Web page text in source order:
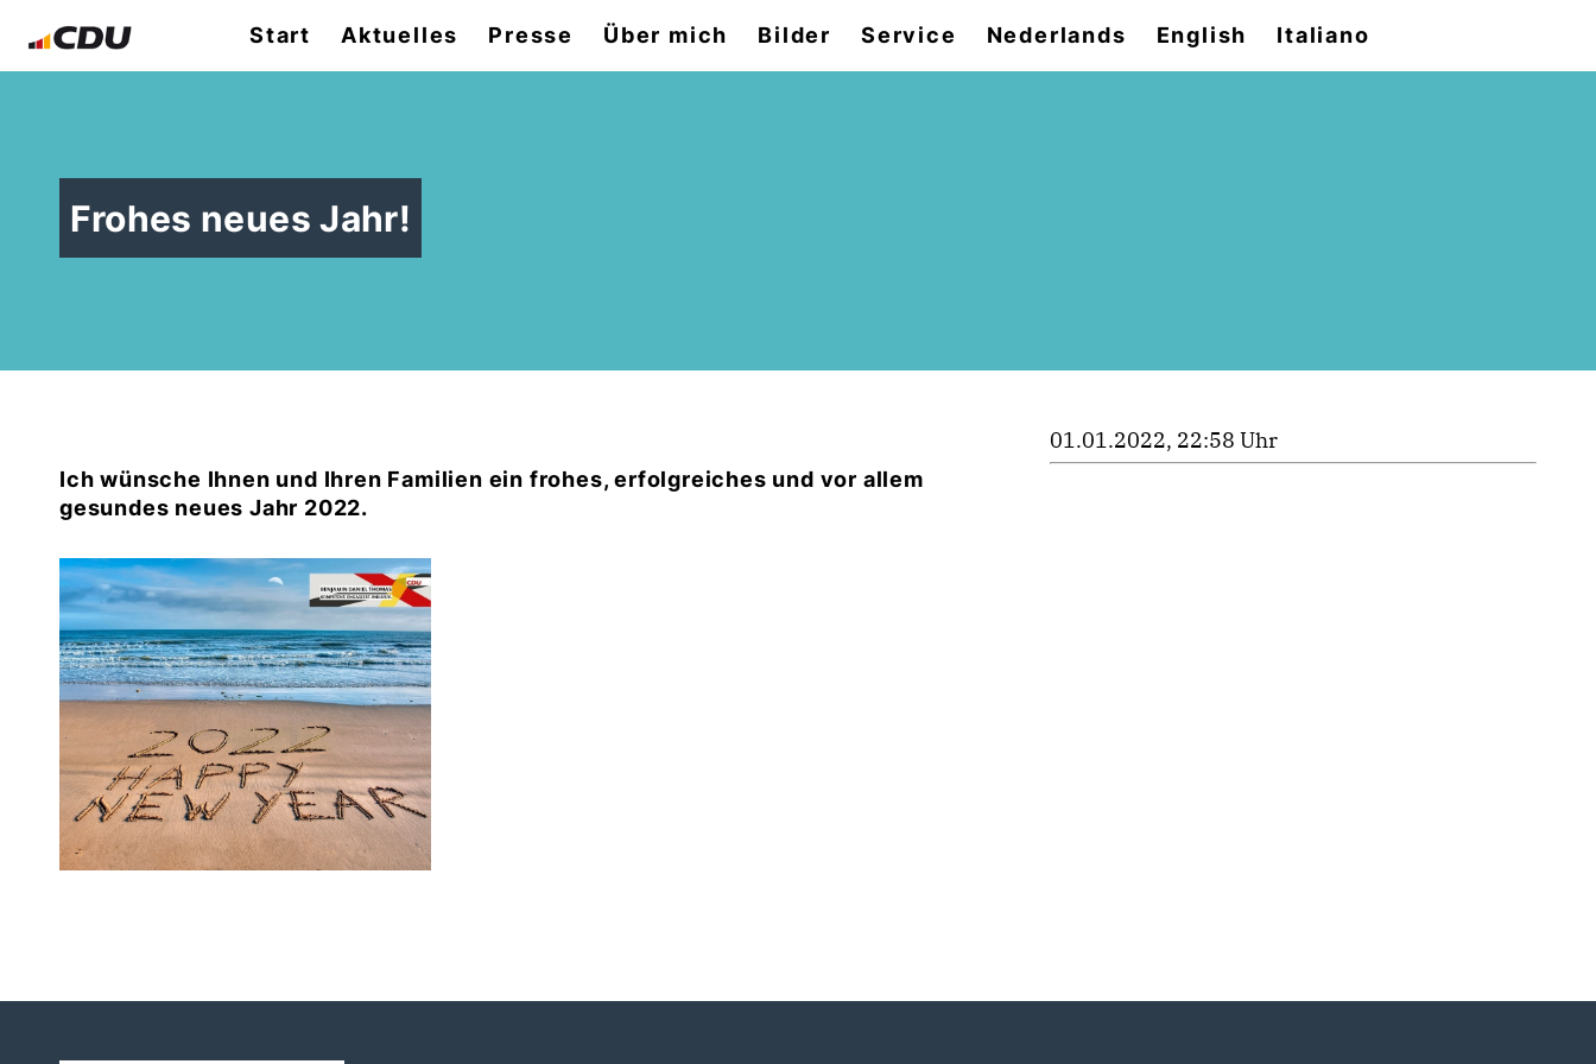
Start Aktuelles Presse Über mich Bilder Service Nederlands English Italiano
Frohes neues Jahr!
Ich wünsche Ihnen und Ihren Familien ein frohes, erfolgreiches und vor allem
gesundes neues Jahr 2022.
01.01.2022, 22:58 Uhr